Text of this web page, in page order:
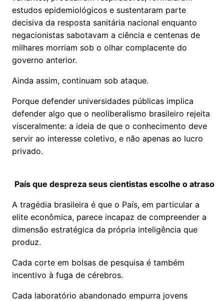
estudos epidemiológicos e sustentaram parte
decisiva da resposta sanitária nacional enquanto
negacionistas sabotavam a ciência e centenas de
milhares morriam sob o olhar complacente do
governo anterior.
Ainda assim, continuam sob ataque.
Porque defender universidades públicas implica
defender algo que o neoliberalismo brasileiro rejeita
visceralmente: a ideia de que o conhecimento deve
servir ao interesse coletivo, e não apenas ao lucro
privado.
País que despreza seus cientistas escolhe o atraso
A tragédia brasileira é que o País, em particular a
elite econômica, parece incapaz de compreender a
dimensão estratégica da própria inteligência que
produz.
Cada corte em bolsas de pesquisa é também
incentivo à fuga de cérebros.
Cada laboratório abandonado empurra jovens